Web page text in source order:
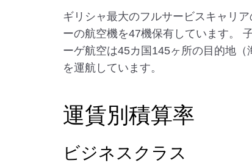
ギリシャ最大のフルサービスキャリ
ーの航空機を47機保有しています。
ーゲ航空は45カ国145ヶ所の目的地
を運航しています。
運賃別積算率
ビジネスクラス